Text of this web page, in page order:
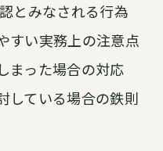
とみなされる行為
すい実務上の注意点
まった場合の対応
している場合の鉄則